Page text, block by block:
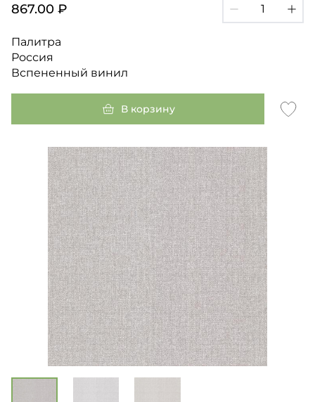
867.00 ₽
Палитра
Россия
Вспененный винил
В корзину